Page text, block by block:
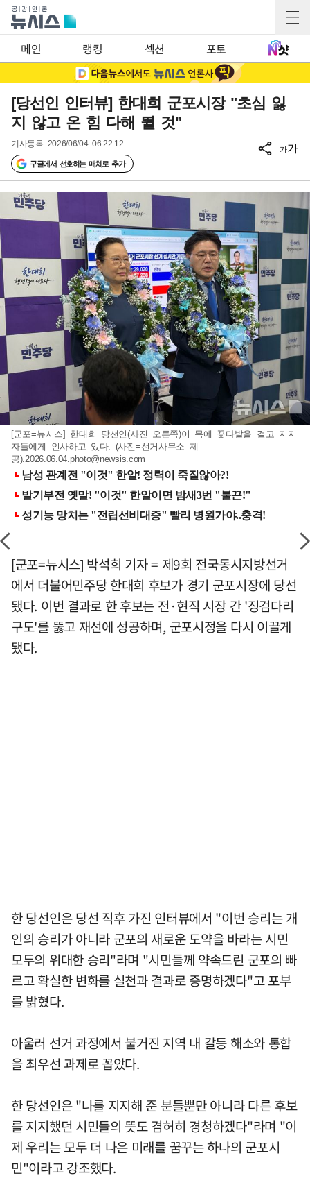
메인 랭킹 섹션 포토
[당선인 인터뷰] 한대희 군포시장 "초심 잃
지 않고 온 힘 다해 뛸 것"
기사등록 2026/06/04 06:22:12
구글에서 선호하는 매체로 추가
가가
[군포=뉴시스] 한대희 당선인(사진 오른쪽)이 목에 꽃다발을 걸고 지지
자들에게 인사하고 있다. (사진=선거사무소 제
공).2026.06.04.photo@newsis.com
[군포=뉴시스] 박석희 기자 = 제9회 전국동시지방선거
에서 더불어민주당 한대희 후보가 경기 군포시장에 당선
됐다. 이번 결과로 한 후보는 전·현직 시장 간 '징검다리
구도'를 뚫고 재선에 성공하며, 군포시정을 다시 이끌게
됐다.
한 당선인은 당선 직후 가진 인터뷰에서 "이번 승리는 개
인의 승리가 아니라 군포의 새로운 도약을 바라는 시민
모두의 위대한 승리"라며 "시민들께 약속드린 군포의 빠
르고 확실한 변화를 실천과 결과로 증명하겠다"고 포부
를 밝혔다.
아울러 선거 과정에서 불거진 지역 내 갈등 해소와 통합
을 최우선 과제로 꼽았다.
한 당선인은 "나를 지지해 준 분들뿐만 아니라 다른 후보
를 지지했던 시민들의 뜻도 겸허히 경청하겠다"라며 "이
제 우리는 모두 더 나은 미래를 꿈꾸는 하나의 군포시
민"이라고 강조했다.